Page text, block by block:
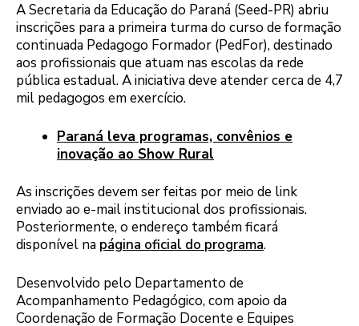
A Secretaria da Educação do Paraná (Seed-PR) abriu
inscrições para a primeira turma do curso de formação
continuada Pedagogo Formador (PedFor), destinado
aos profissionais que atuam nas escolas da rede
pública estadual. A iniciativa deve atender cerca de 4,7
mil pedagogos em exercício.
Paraná leva programas, convênios e
inovação ao Show Rural
As inscrições devem ser feitas por meio de link
enviado ao e-mail institucional dos profissionais.
Posteriormente, o endereço também ficará
disponível na página oficial do programa.
Desenvolvido pelo Departamento de
Acompanhamento Pedagógico, com apoio da
Coordenação de Formação Docente e Equipes